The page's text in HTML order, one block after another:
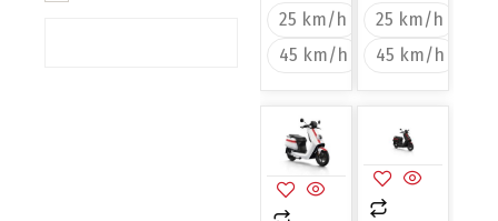
25 km/h
45 km/h
25 km/h
45 km/h